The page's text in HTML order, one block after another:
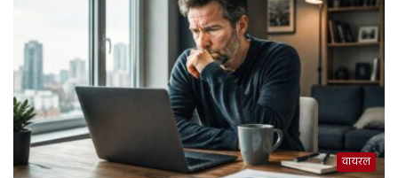
वायरल